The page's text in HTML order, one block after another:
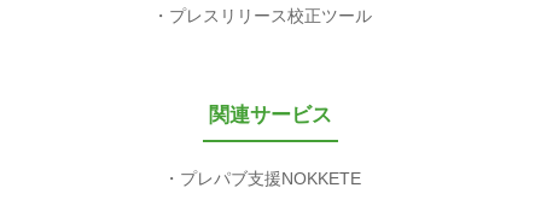
プレスリリース校正ツール
関連サービス
プレパブ支援NOKKETE